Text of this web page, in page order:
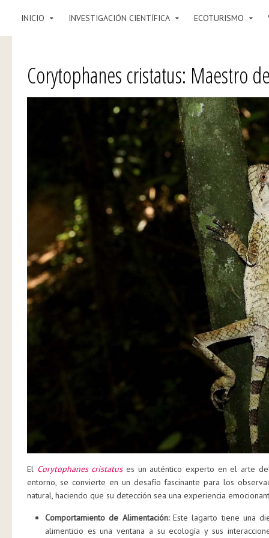
INICIO INVESTIGACIÓN CIENTÍFICA ECOTURISMO
Corytophanes cristatus: Maestro
El Corytophanes cristatuses un auténtico experto en el arte del
entorno, se convierte en un desafío fascinante para los
natural, haciendo que su detección sea una experiencia
Comportamiento de Alimentación:Este lagarto tiene una
alimenticio es una ventana a su ecología y sus